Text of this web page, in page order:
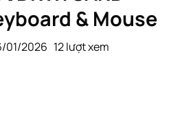
& Mouse
01/2026 12 lượt xem